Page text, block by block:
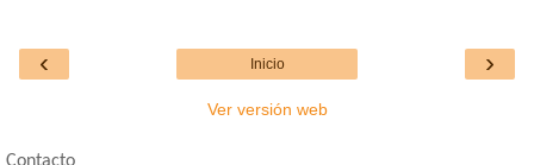
‹ ›
Inicio
Ver versión web